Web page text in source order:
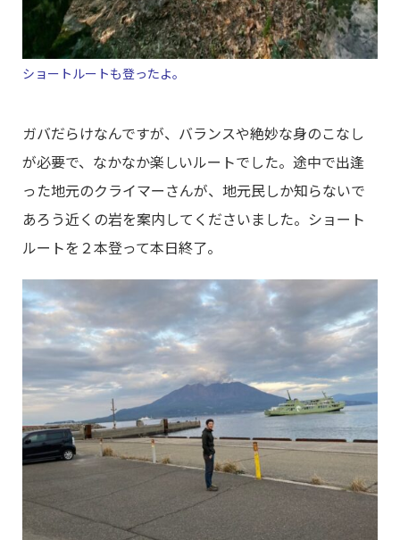
ショートルートも登ったよ。
ガバだらけなんですが、バランスや絶妙な身のこなし
が必要で、なかなか楽しいルートでした。途中で出逢
った地元のクライマーさんが、地元民しか知らないで
あろう近くの岩を案内してくださいました。ショート
ルートを２本登って本日終了。